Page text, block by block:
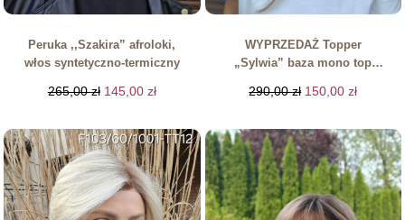
Peruka ,,Szakira” afroloki,
włos syntetyczno-termiczny
265,00zł 145,00 zł
WYPRZEDAŻ Topper
„Sylwia” baza mono top
290,00zł 150,00zł